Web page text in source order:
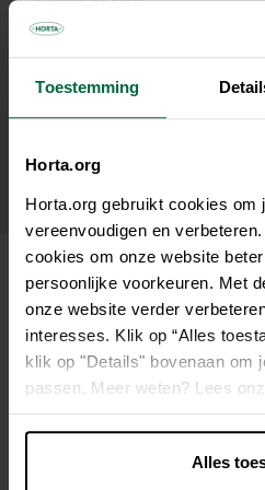
Toestemming
Horta.org
Horta.org gebruikt cookies om
vereenvoudigen en
cookies om onze website
persoonlijke voorkeuren. Met
onze website verder
interesses. Klik op “Alles
klik op "Details" bovenaan om
passen. Meer weten? Lees
meer informatie.
Alles
gemaakt op basis van
VOOR WIE
PURE
GESCHIKT?